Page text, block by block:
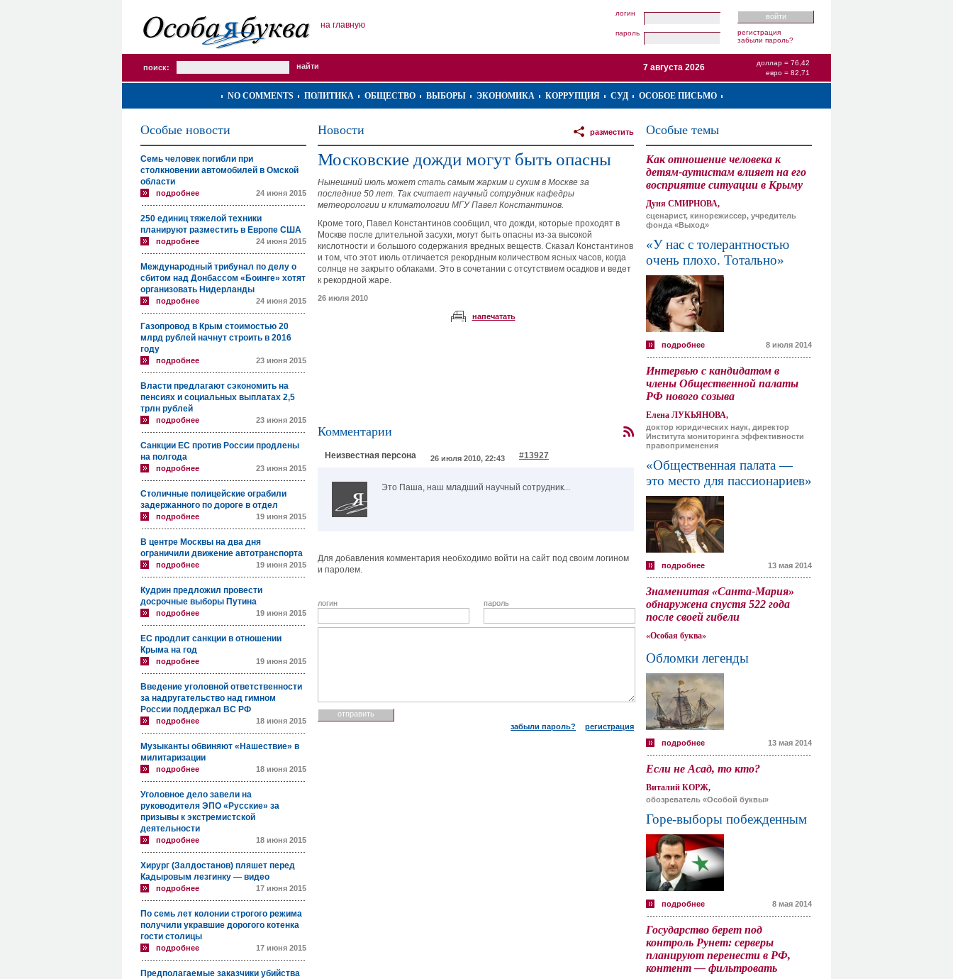
на главную
логин
пароль
регистрация
забыли пароль?
поиск:
доллар = 76,42
евро = 82,71
7 августа 2026
NO COMMENTS ПОЛИТИКА ОБЩЕСТВО ВЫБОРЫ ЭКОНОМИКА КОРРУПЦИЯ СУД ОСОБОЕ ПИСЬМО
Особые новости
Семь человек погибли при
столкновении автомобилей в Омской
области
подробнее 24 июня 2015
250 единиц тяжелой техники
планируют разместить в Европе США
подробнее 24 июня 2015
Международный трибунал по делу о
сбитом над Донбассом «Боинге» хотят
организовать Нидерланды
подробнее 24 июня 2015
Газопровод в Крым стоимостью 20
млрд рублей начнут строить в 2016
году
подробнее 23 июня 2015
Власти предлагают сэкономить на
пенсиях и социальных выплатах 2,5
трлн рублей
подробнее 23 июня 2015
Санкции ЕС против России продлены
на полгода
подробнее 23 июня 2015
Столичные полицейские ограбили
задержанного по дороге в отдел
подробнее 19 июня 2015
В центре Москвы на два дня
ограничили движение автотранспорта
подробнее 19 июня 2015
Кудрин предложил провести
досрочные выборы Путина
подробнее 19 июня 2015
ЕС продлит санкции в отношении
Крыма на год
подробнее 19 июня 2015
Введение уголовной ответственности
за надругательство над гимном
России поддержал ВС РФ
подробнее 18 июня 2015
Музыканты обвиняют «Нашествие» в
милитаризации
подробнее 18 июня 2015
Уголовное дело завели на
руководителя ЭПО «Русские» за
призывы к экстремистской
деятельности
подробнее 18 июня 2015
Хирург (Залдостанов) пляшет перед
Кадыровым лезгинку — видео
подробнее 17 июня 2015
По семь лет колонии строгого режима
получили укравшие дорогого котенка
гости столицы
подробнее 17 июня 2015
Предполагаемые заказчики убийства
Новости разместить
Московские дожди могут быть опасны
Нынешний июль может стать самым жарким и сухим в Москве за
последние 50 лет. Так считает научный сотрудник кафедры
метеорологии и климатологии МГУ Павел Константинов.
Кроме того, Павел Константинов сообщил, что дожди, которые проходят в
Москве после длительной засухи, могут быть опасны из-за высокой
кислотности и большого содержания вредных веществ. Сказал Константинов
и том, что этот июль отличается рекордным количеством ясных часов, когда
солнце не закрыто облаками. Это в сочетании с отсутствием осадков и ведет
к рекордной жаре.
26 июля 2010
напечатать
Комментарии
Неизвестная персона 26 июля 2010, 22:43 #13927
Это Паша, наш младший научный сотрудник...
Для добавления комментария необходимо войти на сайт под своим логином
и паролем.
логин пароль
забыли пароль? регистрация
Особые темы
Как отношение человека к
детям-аутистам влияет на его
восприятие ситуации в Крыму
Дуня СМИРНОВА,
сценарист, кинорежиссер, учредитель
фонда «Выход»
«У нас с толерантностью
очень плохо. Тотально»
подробнее 8 июля 2014
Интервью с кандидатом в
члены Общественной палаты
РФ нового созыва
Елена ЛУКЬЯНОВА,
доктор юридических наук, директор
Института мониторинга эффективности
правоприменения
«Общественная палата —
это место для пассионариев»
подробнее 13 мая 2014
Знаменитая «Санта-Мария»
обнаружена спустя 522 года
после своей гибели
«Особая буква»
Обломки легенды
подробнее 13 мая 2014
Если не Асад, то кто?
Виталий КОРЖ,
обозреватель «Особой буквы»
Горе-выборы побежденным
подробнее 8 мая 2014
Государство берет под
контроль Рунет: серверы
планируют перенести в РФ,
контент — фильтровать